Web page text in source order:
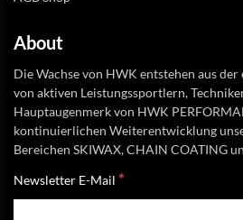
About
Die Wachse von HWK entstehen aus
von aktiven Leistungssportlern,
Hauptaugenmerk von HWK
kontinuierlichen Weiterentwicklung
Bereichen SKIWAX, CHAIN COATING
Newsletter E-Mail *